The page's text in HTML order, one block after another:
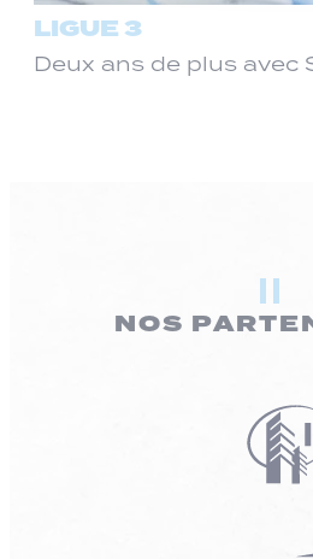
LIGUE 3
Deux ans de plus avec
NOS